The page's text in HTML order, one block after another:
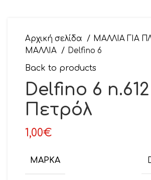
Αρχική σελίδα
ΜΑΛΛΙΑ ΓΙΑ
ΜΑΛΛΙΑ
Delfino 6
Back to products
Delfino 6 n.612
Πετρόλ
1,00€
ΜΆΡΚΑ